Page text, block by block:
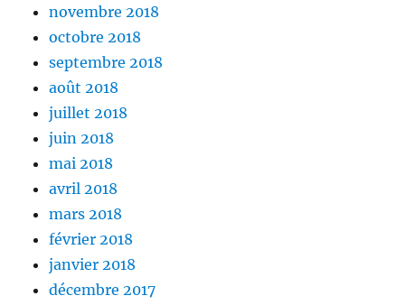
novembre 2018
octobre 2018
septembre 2018
août 2018
juillet 2018
juin 2018
mai 2018
avril 2018
mars 2018
février 2018
janvier 2018
décembre 2017